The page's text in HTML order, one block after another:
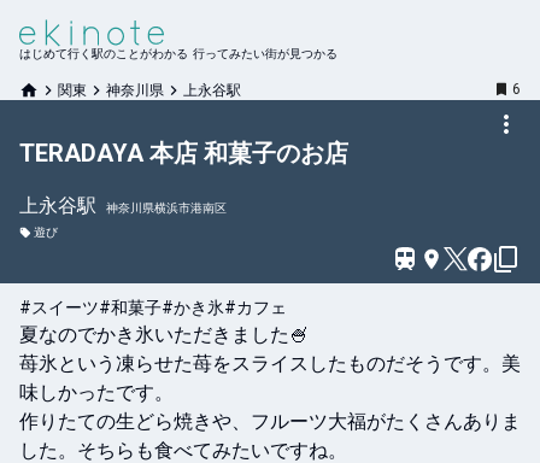
はじめて行く駅のことがわかる 行ってみたい街が見つかる
関東 神奈川県 上永谷駅 6
TERADAYA 本店 和菓子のお店
上永谷駅
神奈川県横浜市港南区
遊び
#スイーツ#和菓子#かき氷#カフェ
夏なのでかき氷いただきました🍧
苺氷という凍らせた苺をスライスしたものだそうです。美
味しかったです。
作りたての生どら焼きや、フルーツ大福がたくさんありま
した。そちらも食べてみたいですね。